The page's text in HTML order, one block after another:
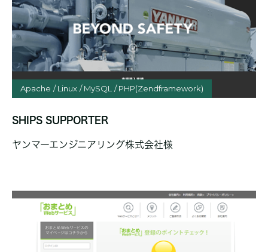
Apache Linux MySQL PHP(Zendframework)
SHIPS SUPPORTER
ヤンマーエンジニアリング株式会社様